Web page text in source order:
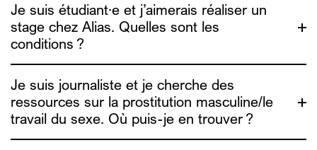
nos rapports
d’activité
Je suis étudiant·e et j’aimerais réaliser un
stage chez Alias. Quelles sont les
conditions ?
Je suis journaliste et je cherche des
ressources sur la prostitution masculine/le
travail du sexe. Où puis-je en trouver ?